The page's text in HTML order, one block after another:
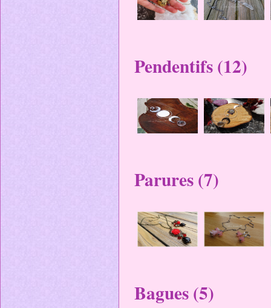
Pendentifs (12)
Parures (7)
Bagues (5)